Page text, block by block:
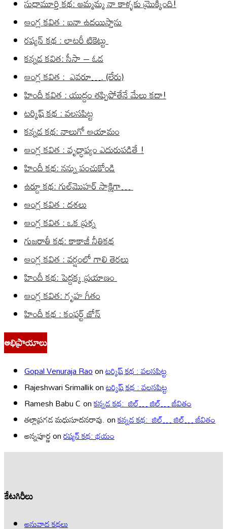
సుధామూర్తి కథ: అమ్మమ్మ నా కాళ్ళకు మ్రొక్కింది!
ఆంగ్ల కవిత : ఐనా ఉదయిస్తాను
రష్యన్ కథ : లాటరీ టికెట్టు
కన్నడ కవిత: సీసా – ఓడ
ఆంగ్ల కవిత : ఎవరూ…. (లేరు)
హిందీ కవిత : యుద్దం తప్పిపోతేనే మేలు కదా!
టర్కిష్ కథ : వలసపిట్ట
కన్నడ కథ: నాలుగో ఆయామం
ఆంగ్ల కవిత : వృద్ధాప్యం ఎదురుపడితే !
హిందీ కథ: నన్ను పంచుకోండి
ఉర్దూ కథ: గుల్‌మొహర్ సాక్షిగా…
ఆంగ్ల కవిత : దశలు
ఆంగ్ల కవిత : ఒక ప్రశ్న
గుజరాతీ కథ: కాకాజీ నీతికథ
ఆంగ్ల కవిత : వర్షంలో గాలి తెరలు
హిందీ కథ: పెద్దక్క ప్రయాణం
ఆంగ్ల కవిత: గృహ గీతం
హిందీ కథ : కంఫర్ట్ జోన్
అభిప్రాయాలు
Gopal Venuraja Raoonటర్కిష్ కథ : వలసపిట్ట
Rajeshwari Srimallikonటర్కిష్ కథ : వలసపిట్ట
Ramesh Babu Conకన్నడ కథ: జిల్… జిల్… జీవితం
తల్లాప్రగడ మధుసూదనరావు.onకన్నడ కథ: జిల్… జిల్… జీవితం
అన్నపూర్ణonరష్యన్ కథ: భయం
కేటగిరీలు
అనువాద కథలు